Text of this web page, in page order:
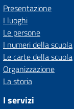
Presentazione
I luoghi
Le persone
I numeri della scuola
Le carte della scuola
Organizzazione
La storia
I servizi